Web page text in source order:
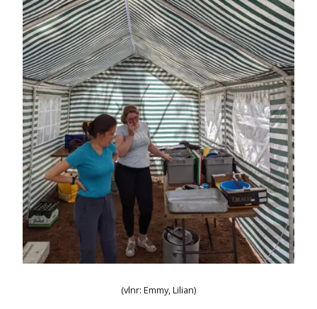
(vlnr: Emmy, Lilian)